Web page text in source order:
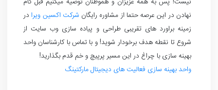
نهادن در این عرصه حتما از مشاوره رایگان شرکت اکسین ویرادر
زمینه براورد های تقریبی طراحی و پیاده سازی وب سایت از
شروع تا نقطه هدف برخودار شوید! و با تماس با کارشناسان واحد
بهینه سازی با چراغ در این مسیر پرپیچ و خم قدم بگذارید!
واحد بهینه سازی فعالیت های دیجیتال مارکتینگ